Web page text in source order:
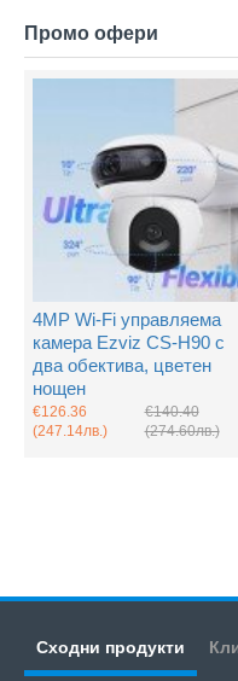
Промо офери
4MP Wi-Fi управляема
камера Ezviz CS-H90 с
два обектива, цветен
нощен
€126.36
(247.14лв.)
€140.40
(274.60лв.)
Сходни продукти